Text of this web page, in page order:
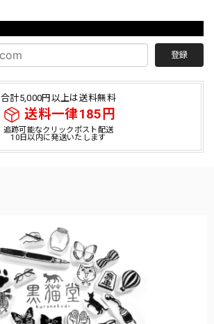
登録
合計5,000円以上は送料無料
送料一律185円
追跡可能なクリックポスト配送
10日以内に発送いたします